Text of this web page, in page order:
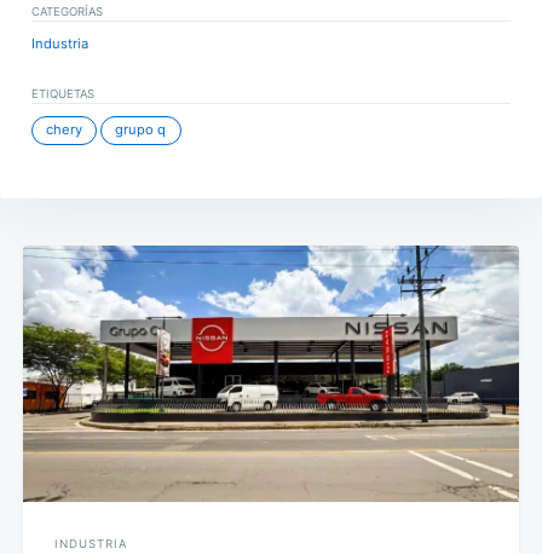
CATEGORÍAS
Industria
ETIQUETAS
chery grupo q
Navegación
de
entradas
INDUSTRIA